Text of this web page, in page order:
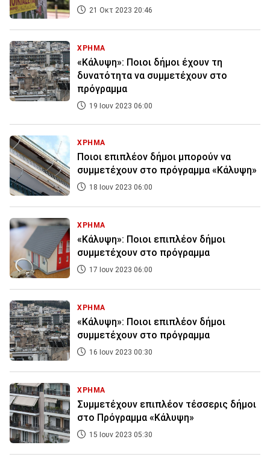
21 Οκτ 2023 20:46
ΧΡΗΜΑ
«Κάλυψη»: Ποιοι δήμοι έχουν τη
δυνατότητα να συμμετέχουν στο
πρόγραμμα
19 Ιουν 2023 06:00
ΧΡΗΜΑ
Ποιοι επιπλέον δήμοι μπορούν να
συμμετέχουν στο πρόγραμμα «Κάλυψη»
18 Ιουν 2023 06:00
ΧΡΗΜΑ
«Κάλυψη»: Ποιοι επιπλέον δήμοι
συμμετέχουν στο πρόγραμμα
17 Ιουν 2023 06:00
ΧΡΗΜΑ
«Κάλυψη»: Ποιοι επιπλέον δήμοι
συμμετέχουν στο πρόγραμμα
16 Ιουν 2023 00:30
ΧΡΗΜΑ
Συμμετέχουν επιπλέον τέσσερις δήμοι
στο Πρόγραμμα «Κάλυψη»
15 Ιουν 2023 05:30